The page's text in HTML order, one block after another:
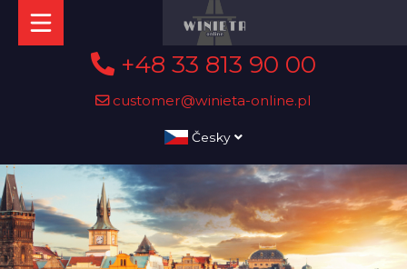
+48 33 813 90 00
customer@winieta-online.pl
Česky